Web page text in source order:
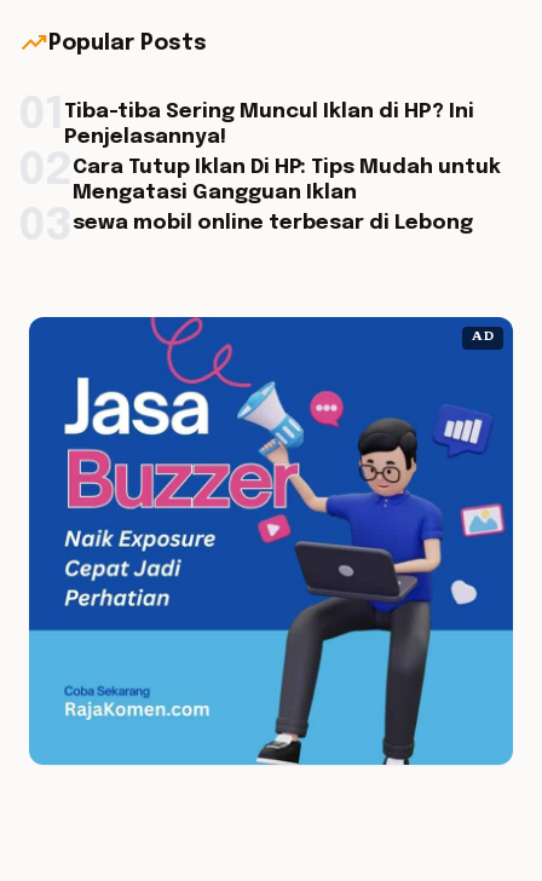
trending_up Popular Posts
Tiba-tiba Sering Muncul Iklan di HP? Ini
Penjelasannya!
Cara Tutup Iklan Di HP: Tips Mudah untuk
Mengatasi Gangguan Iklan
sewa mobil online terbesar di Lebong
AD